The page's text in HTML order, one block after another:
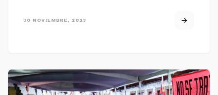
30 NOVIEMBRE, 2023